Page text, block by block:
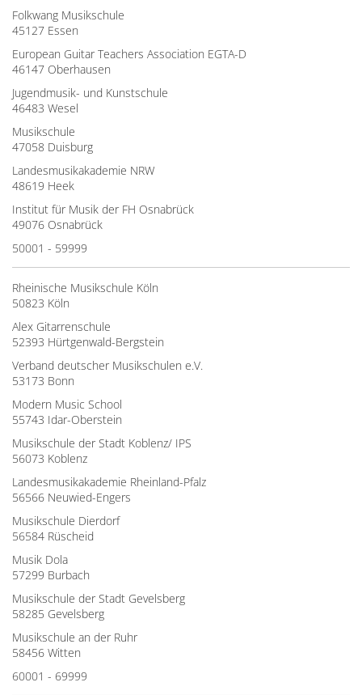
Folkwang Musikschule
45127 Essen
European Guitar Teachers Association EGTA-D
46147 Oberhausen
Jugendmusik- und Kunstschule
46483 Wesel
Musikschule
47058 Duisburg
Landesmusikakademie NRW
48619 Heek
Institut für Musik der FH Osnabrück
49076 Osnabrück
50001 - 59999
Rheinische Musikschule Köln
50823 Köln
Alex Gitarrenschule
52393 Hürtgenwald-Bergstein
Verband deutscher Musikschulen e.V.
53173 Bonn
Modern Music School
55743 Idar-Oberstein
Musikschule der Stadt Koblenz/ IPS
56073 Koblenz
Landesmusikakademie Rheinland-Pfalz
56566 Neuwied-Engers
Musikschule Dierdorf
56584 Rüscheid
Musik Dola
57299 Burbach
Musikschule der Stadt Gevelsberg
58285 Gevelsberg
Musikschule an der Ruhr
58456 Witten
60001 - 69999